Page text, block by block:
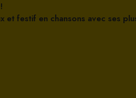
et festif en chansons avec ses